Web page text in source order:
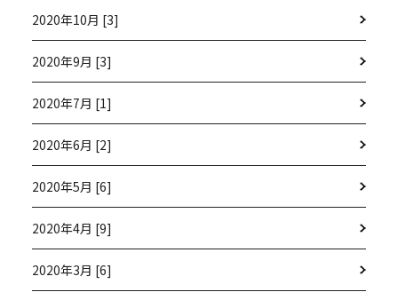
2020年10月 [3]
2020年9月 [3]
2020年7月 [1]
2020年6月 [2]
2020年5月 [6]
2020年4月 [9]
2020年3月 [6]